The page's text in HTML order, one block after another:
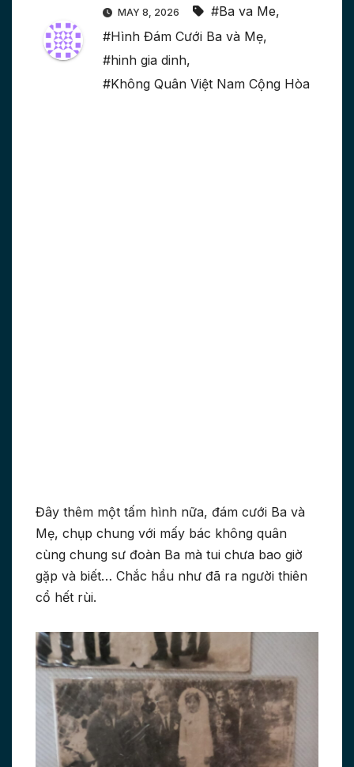
MAY 8, 2026 #Ba va Me,
#Hình Đám Cưới Ba và Mẹ,
#hinh gia dinh,
#Không Quân Việt Nam Cộng Hòa
Đây thêm một tấm hình nữa, đám cưới Ba và
Mẹ, chụp chung với mấy bác không quân
cùng chung sư đoàn Ba mà tui chưa bao giờ
gặp và biết… Chắc hầu như đã ra người thiên
cổ hết rùi.